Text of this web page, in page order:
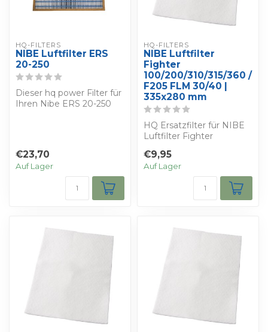
HQ-FILTERS
NIBE Luftfilter ERS
20-250
Dieser hq power Filter für
Ihren Nibe ERS 20-250
€23,70
Auf Lager
HQ-FILTERS
NIBE Luftfilter
Fighter
100/200/310/315/360 /
F205 FLM 30/40 |
335x280 mm
HQ Ersatzfilter für NIBE
Luftfilter Fighter
F205 FLM 30/40...
€9,95
Auf Lager